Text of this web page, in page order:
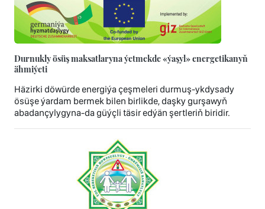
Durnukly ösüş maksatlaryna ýetmekde «ýaşyl» energetikanyň
ähmiýeti
Häzirki döwürde energiýa çeşmeleri durmuş-ykdysady
ösüşe ýardam bermek bilen birlikde, daşky gurşawyň
abadançylygyna-da güýçli täsir edýän şertleriň biridir.